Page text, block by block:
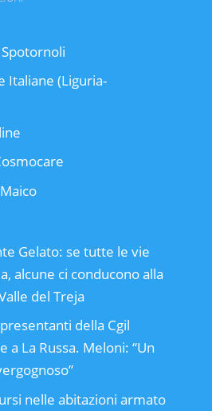
Italiane (Liguria-
Gelato: se tutte le vie
alcune ci conducono alla
del Treja
della Cgil
a La Russa. Meloni: “Un
nelle abitazioni armato